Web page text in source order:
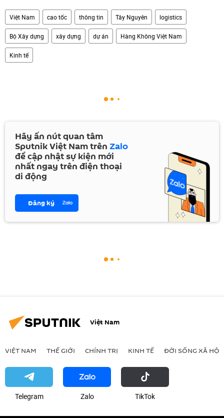
Việt Nam cao tốc thông tin Tây Nguyên logistics
Bộ Xây dựng xây dựng dự án Hàng Không Việt Nam
Kinh tế
Hãy ấn nút quan tâm
Sputnik Việt Nam trên Zalo
để cập nhật sự kiện mới
nhất ngay trên điện thoại
di động
Đăng ký
Việt Nam
VIỆT NAM THẾ GIỚI CHÍNH TRỊ KINH TẾ ĐỜI SỐNG XÃ HỘI
Telegram Zalo ТikТоk